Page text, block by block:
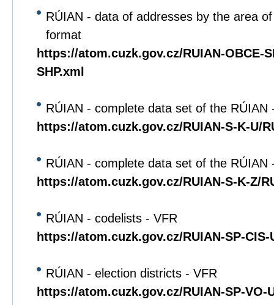
RÚIAN - data of addresses by the area
format
https://atom.cuzk.gov.cz/RUIAN-OBCE-
SHP.xml
RÚIAN - complete data set of the RÚIAN
https://atom.cuzk.gov.cz/RUIAN-S-K-U/
RÚIAN - complete data set of the RÚIAN
https://atom.cuzk.gov.cz/RUIAN-S-K-Z/
RÚIAN - codelists - VFR
https://atom.cuzk.gov.cz/RUIAN-SP-CIS-
RÚIAN - election districts - VFR
https://atom.cuzk.gov.cz/RUIAN-SP-VO-